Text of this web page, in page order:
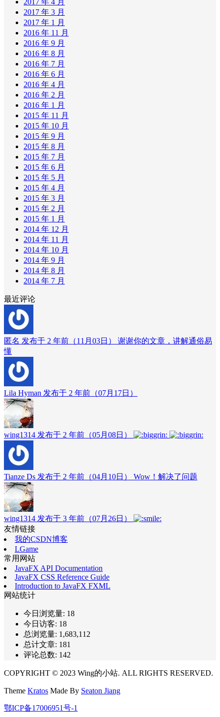
2017 年 4 月
2017 年 3 月
2017 年 1 月
2016 年 11 月
2016 年 9 月
2016 年 8 月
2016 年 7 月
2016 年 6 月
2016 年 4 月
2016 年 2 月
2016 年 1 月
2015 年 11 月
2015 年 10 月
2015 年 9 月
2015 年 8 月
2015 年 7 月
2015 年 6 月
2015 年 5 月
2015 年 4 月
2015 年 3 月
2015 年 2 月
2015 年 1 月
2014 年 12 月
2014 年 11 月
2014 年 10 月
2014 年 9 月
2014 年 8 月
2014 年 7 月
最近评论
匿名 发布于 2 年前（11月03日）
谢谢你的文章，讲解通俗易
懂
Lila Hyman 发布于 2 年前（07月17日）
wing1314 发布于 2 年前（05月08日）
Tianze Ds 发布于 2 年前（04月10日） Wow！解决了问题
wing1314 发布于 3 年前（07月26日）
友情链接
我的CSDN博客
LGame
常用网站
JavaFX API Documentation
JavaFX CSS Reference Guide
Introduction to JavaFX FXML
网站统计
今日浏览量: 18
今日访客: 18
总浏览量: 1,683,112
总计文章: 181
评论总数: 142
COPYRIGHT © 2023 Wing的小站. ALL RIGHTS RESERVED.
Theme Kratos Made By Seaton Jiang
鄂ICP备17006951号-1